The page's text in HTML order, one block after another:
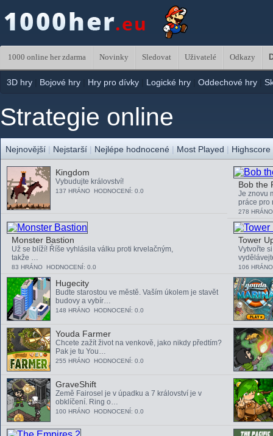
1000 online her zdarma Novinky Sledovat Uživatelé Odkazy
3D hry Bojové hry Hry pro dívky Logické hry Oddechové hry
Strategie online
Nejnovější | Nejstarší | Nejlépe hodnocené | Most Played |
Kingdom
Vybudujte království!
137 HRÁNO HODNOCENÍ: 0.0
Bob the
Je znovu
práce
278
Monster Bastion
Už se blíží! Říše vyhlásila válku proti krvelačným,
takže …
83 HRÁNO HODNOCENÍ: 0.0
Tower
Vytvořte
106
Hugecity
Budte starostou ve městě. Vaším úkolem je stavět
budovy a vybír…
148 HRÁNO HODNOCENÍ: 0.0
Youda Farmer
Chcete zažít život na venkově, jako nikdy předtím?
Pak je tu You…
255 HRÁNO HODNOCENÍ: 0.0
GraveShift
Země Fairosel je v úpadku a 7 království je v
obklíčení. Ring o…
100 HRÁNO HODNOCENÍ: 0.0